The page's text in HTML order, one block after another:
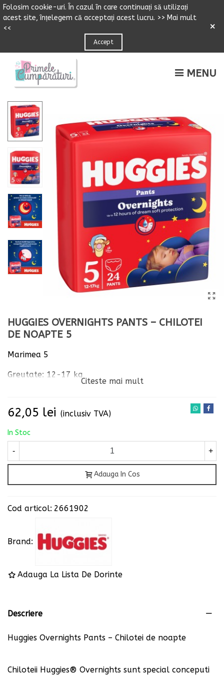
Folosim cookie-uri. n cazulîn care continuați să utilizați
acest site,înțelegem că acceptați acest lucru. >> Mai mult
<<
Accept
×
MENU
HUGGIES OVERNIGHTS PANTS – CHILOTEI
DE NOAPTE 5
Marimea 5
Greutate: 12-17 kg
Citeste mai mult
62,05 lei (inclusiv TVA)
In Stoc
- +
Adauga In Cos
Cod articol: 2661902
Brand:
Adauga La Lista De Dorinte
Descriere
Huggies Overnights Pants – Chilotei de noapte
Chiloteii Huggies® Overnights sunt special conceputi